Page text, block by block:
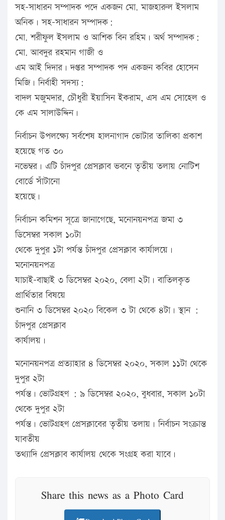
সহ-সাধারন সম্পাদক পদে একজন মো. মাজহারুল ইসলাম
অনিক। সহ-সাধারন সম্পাদক:
মো. শরীফুল ইসলাম ও আশিক বিন রহিম। অর্থ সম্পাদক:
মো. আবদুর রহমান গাজী ও
এম আই দিদার। দপ্তর সম্পাদক পদ একজন কবির হোসেন
মিজি। নির্বাহী সদস্য:
বাদল মজুমদার, চৌধুরী ইয়াসিন ইকরাম, এস এম সোহেল ও
কে এম সালাউদ্দিন।
নির্বাচন উপলক্ষ্যে সর্বশেষ হালনাগাদ ভোটার তালিকা প্রকাশ
হয়েছে গত ৩০
নভেম্বর। এটি চাঁদপুর প্রেসক্লাব ভবনে তৃতীয় তলায় নোটিশ
বোর্ডে সাঁটানো
হয়েছে।
নির্বাচন কমিশন সূত্রে জানাগেছে, মনোনয়নপত্র জমা ৩
ডিসেম্বর সকাল ১০টা
থেকে দুপুর ১টা পর্যন্ত চাঁদপুর প্রেসক্লাব কার্যালয়ে।
মনোনয়নপত্র
যাচাই-বাছাই ৩ ডিসেম্বর ২০২০, বেলা ২টা। বাতিলকৃত
প্রার্থিতার বিষয়ে
শুনানি ৩ ডিসেম্বর ২০২০ বিকেল ৩ টা থেকে ৪টা। স্থান :
চাঁদপুর প্রেসক্লাব
কার্যালয়।
মনোনয়নপত্র প্রত্যাহার ৪ ডিসেম্বর ২০২০, সকাল ১১টা থেকে
দুপুর ২টা
পর্যন্ত। ভোটগ্রহণ : ৯ ডিসেম্বর ২০২০, বুধবার, সকাল ১০টা
থেকে দুপুর ২টা
পর্যন্ত। ভোটগ্রহণ প্রেসক্লাবের তৃতীয় তলায়। নির্বাচন সংক্রান্ত
যাবতীয়
তথ্যাদি প্রেসক্লাব কার্যালয় থেকে সংগ্রহ করা যাবে।
Share this news as a Photo Card